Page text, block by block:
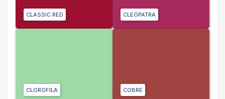
CLASSIC RED CLEÓPATRA
CLOROFILA COBRE